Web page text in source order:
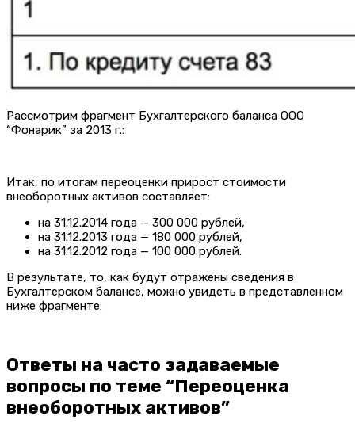
Рассмотрим фрагмент Бухгалтерского баланса ООО
“Фонарик” за 2013 г.:
Итак, по итогам переоценки прирост стоимости
внеоборотных активов составляет:
на 31.12.2014 года — 300 000 рублей,
на 31.12.2013 года — 180 000 рублей,
на 31.12.2012 года — 100 000 рублей.
В результате, то, как будут отражены сведения в
Бухгалтерском балансе, можно увидеть в представленном
ниже фрагменте:
Ответы на часто задаваемые
вопросы по теме “Переоценка
внеоборотных активов”